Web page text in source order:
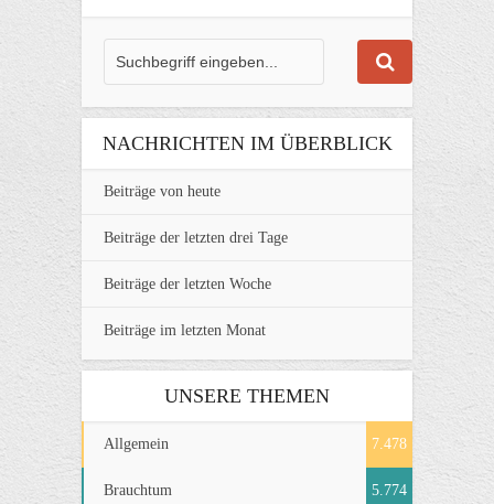
NACHRICHTEN IM ÜBERBLICK
Beiträge von heute
Beiträge der letzten drei Tage
Beiträge der letzten Woche
Beiträge im letzten Monat
UNSERE THEMEN
Allgemein 7.478
Brauchtum 5.774